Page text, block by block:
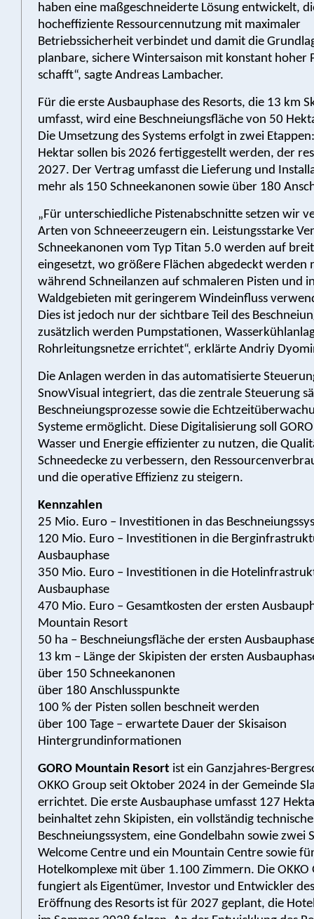
haben eine maßgeschneiderte Lösung entwickelt,
hocheffiziente Ressourcennutzung mit maximaler
Betriebssicherheit verbindet und damit die
planbare, sichere Wintersaison mit konstant hoher
schafft“, sagte Andreas Lambacher.
Für die erste Ausbauphase des Resorts, die 13 km
umfasst, wird eine Beschneiungsfläche von 50
Die Umsetzung des Systems erfolgt in zwei
Hektar sollen bis 2026 fertiggestellt werden, der
2027. Der Vertrag umfasst die Lieferung und
mehr als 150 Schneekanonen sowie über 180
„Für unterschiedliche Pistenabschnitte setzen wir
Arten von Schneeerzeugern ein. Leistungsstarke
Schneekanonen vom Typ Titan 5.0 werden auf
eingesetzt, wo größere Flächen abgedeckt werden
während Schneilanzen auf schmaleren Pisten und
Waldgebieten mit geringerem Windeinfluss
Dies ist jedoch nur der sichtbare Teil des
zusätzlich werden Pumpstationen,
Rohrleitungsnetze errichtet“, erklärte Andriy
Die Anlagen werden in das automatisierte
SnowVisual integriert, das die zentrale Steuerung
Beschneiungsprozesse sowie die
Systeme ermöglicht. Diese Digitalisierung soll
Wasser und Energie effizienter zu nutzen, die
Schneedecke zu verbessern, den
und die operative Effizienz zu steigern.
Kennzahlen
25 Mio. Euro – Investitionen in das
120 Mio. Euro – Investitionen in die
Ausbauphase
350 Mio. Euro – Investitionen in die
Ausbauphase
470 Mio. Euro – Gesamtkosten der ersten
Mountain Resort
50 ha – Beschneiungsfläche der ersten
13 km – Länge der Skipisten der ersten
über 150 Schneekanonen
über 180 Anschlusspunkte
100 % der Pisten sollen beschneit werden
über 100 Tage – erwartete Dauer der Skisaison
Hintergrundinformationen
GORO Mountain Resort ist ein Ganzjahres-
OKKO Group seit Oktober 2024 in der Gemeinde
errichtet. Die erste Ausbauphase umfasst 127
beinhaltet zehn Skipisten, ein vollständig
Beschneiungssystem, eine Gondelbahn sowie zwei
Welcome Centre und ein Mountain Centre sowie
Hotelkomplexe mit über 1.100 Zimmern. Die OKKO
fungiert als Eigentümer, Investor und Entwickler
Eröffnung des Resorts ist für 2027 geplant, die